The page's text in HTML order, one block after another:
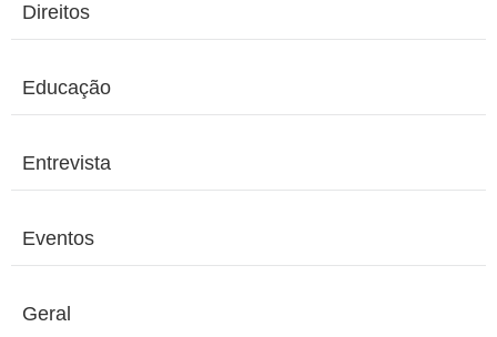
Direitos
Educação
Entrevista
Eventos
Geral